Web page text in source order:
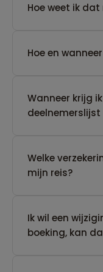
Hoe weet ik
Hoe en
Wanneer krijg
Welke
mijn reis?
Ik wil een
boeking, kan